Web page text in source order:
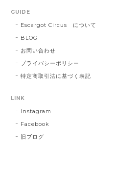
GUIDE
Escargot Circus について
BLOG
お問い合わせ
プライバシーポリシー
特定商取引法に基づく表記
LINK
Instagram
Facebook
旧ブログ